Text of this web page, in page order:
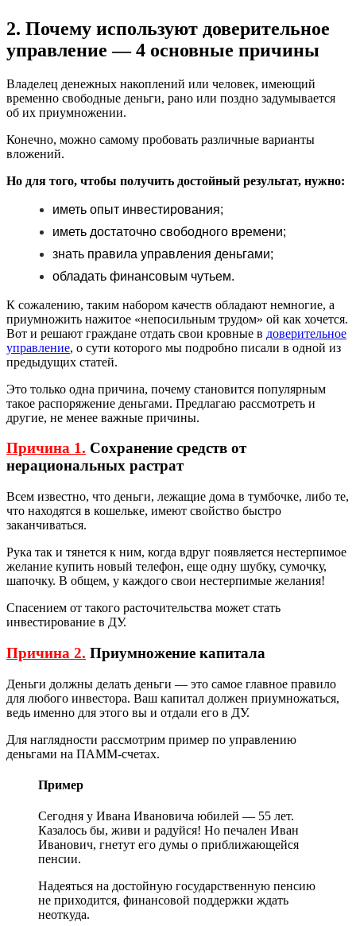
2. Почему используют доверительное
управление — 4 основные причины
Владелец денежных накоплений или человек, имеющий
временно свободные деньги, рано или поздно задумывается
об их приумножении.
Конечно, можно самому пробовать различные варианты
вложений.
Но для того, чтобы получить достойный результат, нужно:
иметь опыт инвестирования;
иметь достаточно свободного времени;
знать правила управления деньгами;
обладать финансовым чутьем.
К сожалению, таким набором качеств обладают немногие, а
приумножить нажитое «непосильным трудом» ой как хочется.
Вот и решают граждане отдать свои кровные в доверительное
управление, о сути которого мы подробно писали в одной из
предыдущих статей.
Это только одна причина, почему становится популярным
такое распоряжение деньгами. Предлагаю рассмотреть и
другие, не менее важные причины.
Причина 1. Сохранение средств от
нерациональных растрат
Всем известно, что деньги, лежащие дома в тумбочке, либо те,
что находятся в кошельке, имеют свойство быстро
заканчиваться.
Рука так и тянется к ним, когда вдруг появляется нестерпимое
желание купить новый телефон, еще одну шубку, сумочку,
шапочку. В общем, у каждого свои нестерпимые желания!
Спасением от такого расточительства может стать
инвестирование в ДУ.
Причина 2. Приумножение капитала
Деньги должны делать деньги — это самое главное правило
для любого инвестора. Ваш капитал должен приумножаться,
ведь именно для этого вы и отдали его в ДУ.
Для наглядности рассмотрим пример по управлению
деньгами на ПАММ-счетах.
Пример
Сегодня у Ивана Ивановича юбилей — 55 лет.
Казалось бы, живи и радуйся! Но печален Иван
Иванович, гнетут его думы о приближающейся
пенсии.
Надеяться на достойную государственную пенсию
не приходится, финансовой поддержки ждать
неоткуда.